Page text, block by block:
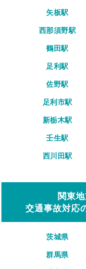
矢板駅
西那須野駅
鶴田駅
足利駅
佐野駅
足利市駅
新栃木駅
壬生駅
西川田駅
関東
交通事故対応
茨城県
群馬県